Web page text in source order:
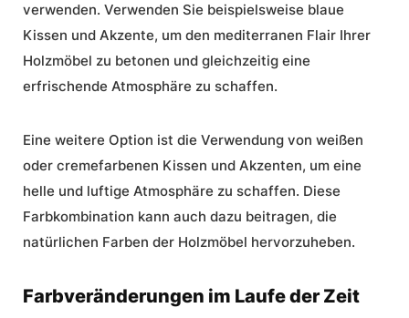
verwenden. Verwenden Sie beispielsweise blaue
Kissen und Akzente, um den mediterranen Flair Ihrer
Holzmöbel zu betonen und gleichzeitig eine
erfrischende Atmosphäre zu schaffen.
Eine weitere Option ist die Verwendung von weißen
oder cremefarbenen Kissen und Akzenten, um eine
helle und luftige Atmosphäre zu schaffen. Diese
Farbkombination kann auch dazu beitragen, die
natürlichen Farben der Holzmöbel hervorzuheben.
Farbveränderungen im Laufe der Zeit